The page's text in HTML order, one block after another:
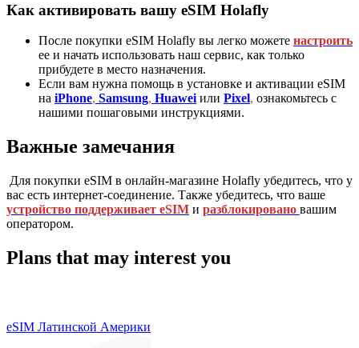
Как активировать вашу eSIM Holafly
После покупки eSIM Holafly вы легко можете настроить
ее и начать использовать наш сервис, как только
прибудете в место назначения.
Если вам нужна помощь в установке и активации eSIM
на iPhone, Samsung, Huawei или Pixel, ознакомьтесь с
нашими пошаговыми инструкциями.
Важные замечания
Для покупки eSIM в онлайн-магазине Holafly убедитесь, что у
вас есть интернет-соединение. Также убедитесь, что ваше
устройство поддерживает eSIM и разблокировано вашим
оператором.
Plans that may interest you
eSIM Латинской Америки